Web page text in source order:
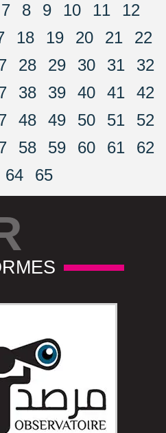
7 8 9 10 11
12
18 19 20 21
22
28 29 30 31
32
38 39 40 41
42
48 49 50 51
52
58 59 60 61
62
64 65